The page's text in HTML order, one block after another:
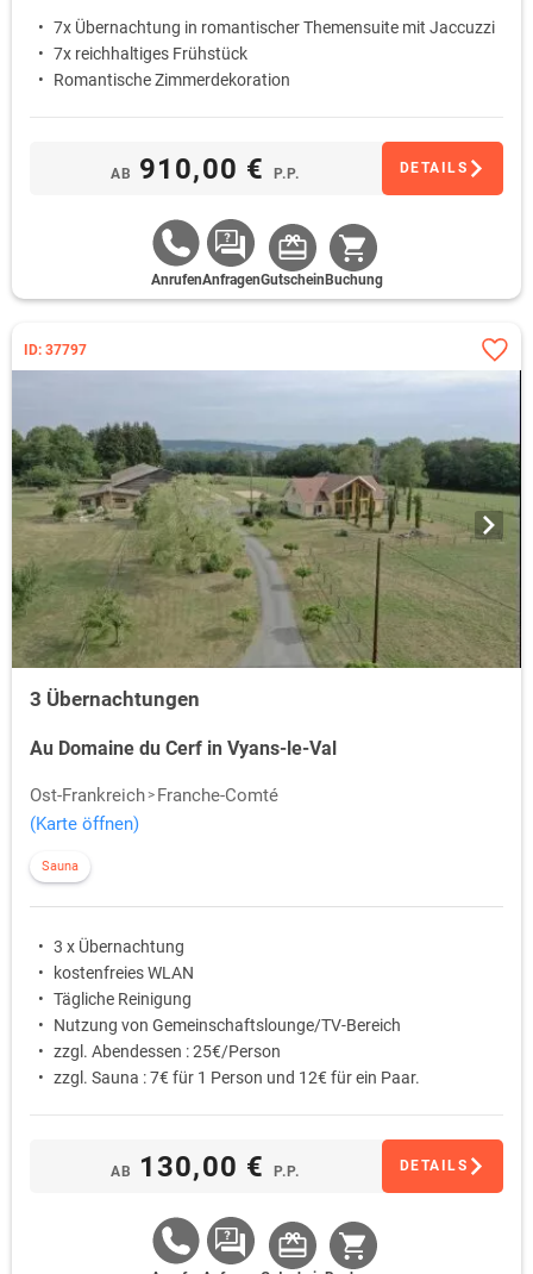
7x Übernachtung in romantischer Themensuite mit Jaccuzzi
7x reichhaltiges Frühstück
Romantische Zimmerdekoration
AB 910,00 € P.P. DETAILS
AnrufenAnfragenGutschein Buchung
ID: 37797
3 Übernachtungen
Au Domaine du Cerf in Vyans-le-Val
Ost-Frankreich
Franche-Comté
(Karte öffnen)
Sauna
3 x Übernachtung
kostenfreies WLAN
Tägliche Reinigung
Nutzung von Gemeinschaftslounge/TV-Bereich
zzgl. Abendessen : 25€/Person
zzgl. Sauna : 7€ für 1 Person und 12€ für ein Paar.
AB 130,00 € P.P. DETAILS